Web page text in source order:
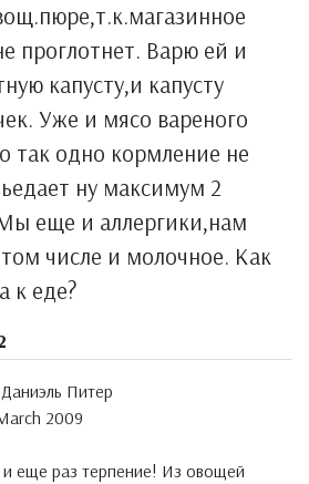
проглотнет. Варю ей и
капусту,и капусту
Уже и мясо вареного
так одно кормление не
ну максимум 2
еще и аллергики,нам
числе и молочное. Как
к еде?
Питер
2009
и еще раз терпение! Из овощей